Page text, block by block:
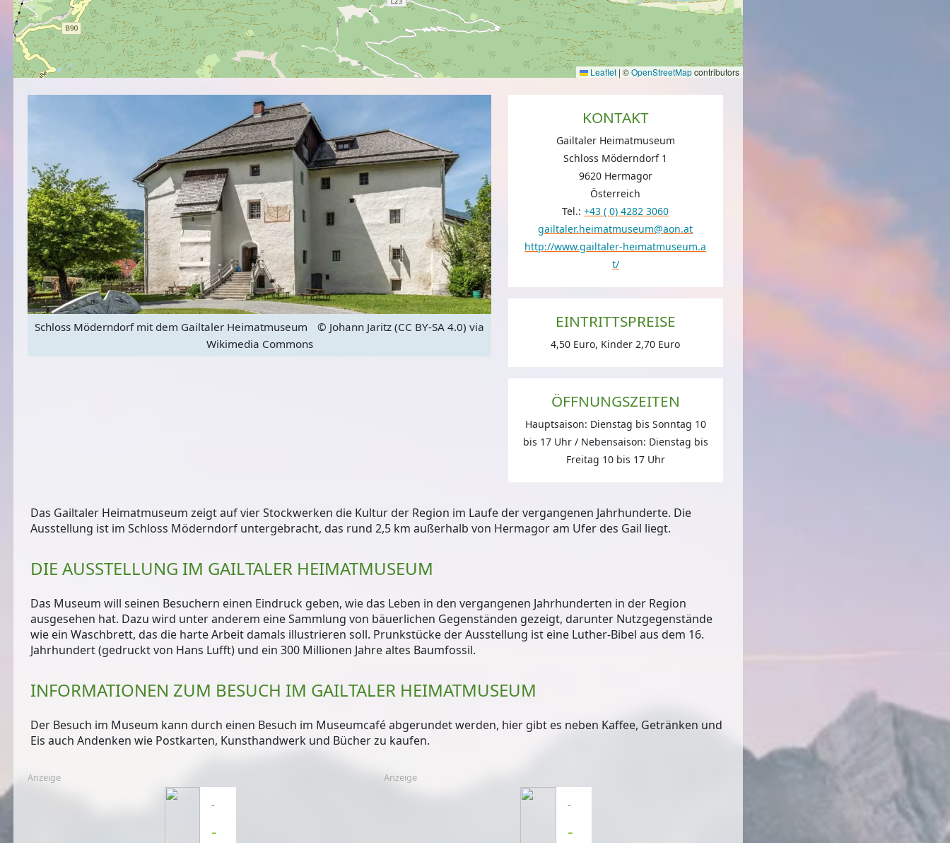
Leaflet | ©OpenStreetMapcontributors
Schloss Möderndorf mit dem Gailtaler Heimatmuseum
© Johann Jaritz (CC BY-SA 4.0) via
Wikimedia Commons
Schloss Möderndorf mit dem Gailtaler Heimatmuseum
Wikimedia Commons
KONTAKT
Gailtaler Heimatmuseum
Schloss Möderndorf 1
9620 Hermagor
Österreich
Tel.:+43 ( 0) 4282 3060
gailtaler.heimatmuseum@aon.at
http://www.gailtaler-heimatmuseum.a
t/
EINTRITTSPREISE
4,50 Euro, Kinder 2,70 Euro
ÖFFNUNGSZEITEN
Hauptsaison: Dienstag bis Sonntag 10
bis 17 Uhr / Nebensaison: Dienstag bis
Freitag 10 bis 17 Uhr
Das Gailtaler Heimatmuseum zeigt auf vier Stockwerken die Kultur der Region im Laufe der vergangenen Jahrhunderte. Die
Ausstellung ist im Schloss Möderndorf untergebracht, das rund 2,5 km außerhalb von Hermagor am Ufer des Gail liegt.
DIE AUSSTELLUNG IM GAILTALER HEIMATMUSEUM
Das Museum will seinen Besuchern einen Eindruck geben, wie das Leben in den vergangenen Jahrhunderten in der Region
ausgesehen hat. Dazu wird unter anderem eine Sammlung von bäuerlichen Gegenständen gezeigt, darunter Nutzgegenstände
wie ein Waschbrett, das die harte Arbeit damals illustrieren soll. Prunkstücke der Ausstellung ist eine Luther-Bibel aus dem 16.
Jahrhundert(gedruckt von Hans Lufft) und ein300 Millionen Jahre altes Baumfossil.
INFORMATIONEN ZUM BESUCH IM GAILTALER HEIMATMUSEUM
Der Besuch im Museum kann durch einen Besuch im Museumcaféabgerundet werden, hier gibt es neben Kaffee, Getränken und
Eis auch Andenken wie Postkarten, Kunsthandwerk und Bücher zu kaufen.
Anzeige
-
-
Anzeige
-
-